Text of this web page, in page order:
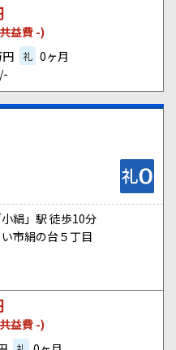
益費 -)
礼 0ヶ月
絹」駅 徒歩10分
市絹の台５丁目
益費 -)